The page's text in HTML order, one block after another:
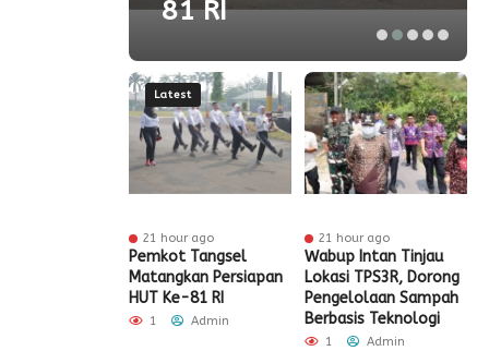
81 RI
Latest
21 hour ago
Pemkot Tangsel
Matangkan Persiapan
HUT Ke-81 RI
1 Admin
21 hour ago
Wabup Intan Tinjau
Lokasi TPS3R, Dorong
Pengelolaan Sampah
Berbasis Teknologi
1 Admin